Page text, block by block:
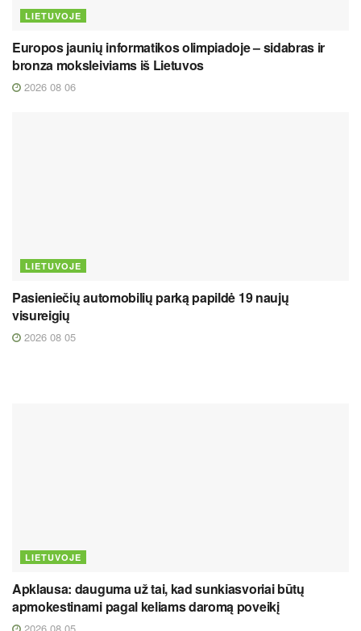
LIETUVOJE
Europos jaunių informatikos olimpiadoje – sidabras ir
bronza moksleiviams iš Lietuvos
2026 08 06
LIETUVOJE
Pasieniečių automobilių parką papildė 19 naujų
visureigių
2026 08 05
LIETUVOJE
Apklausa: dauguma už tai, kad sunkiasvoriai būtų
apmokestinami pagal keliams daromą poveikį